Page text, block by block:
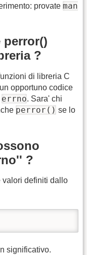
provate man
perror()
?
di libreria C
opportuno codice
errno. Sara' chi
perror() se lo
?
valori definiti dallo
significativo.